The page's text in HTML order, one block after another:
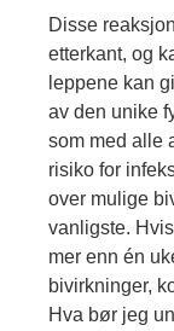
Disse
etterkant, og
leppene kan
av den unike
som med alle
risiko for
over mulige
vanligste.
mer enn én
bivirkninger,
Hva bør jeg